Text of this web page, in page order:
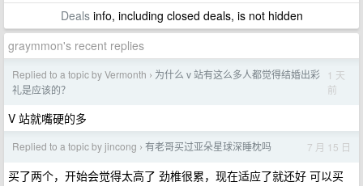
Dealsinfo, including closed deals, is not hidden
graymmon's recent replies
Replied to a topic by Vermonth › 为什么 v 站有这么多人都觉得结婚出彩
礼是应该的？
1 天
前
V 站就嘴硬的多
Replied to a topic by jincong › 有老哥买过亚朵星球深睡枕吗 7 月 15 日
买了两个，开始会觉得太高了 劲椎很累，现在适应了就还好 可以买